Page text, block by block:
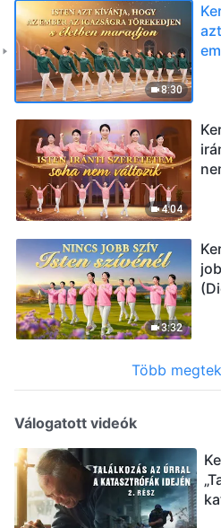
8:30
4:04
3:32
Több
Válogatott videók